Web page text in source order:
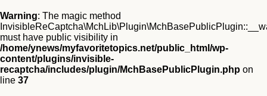
Warning: The magic method
must have public visibility in
/home/ynews/myfavoritetopics.net/public_html/wp-
content/plugins/invisible-
recaptcha/includes/plugin/MchBasePublicPlugin.php on
line 37